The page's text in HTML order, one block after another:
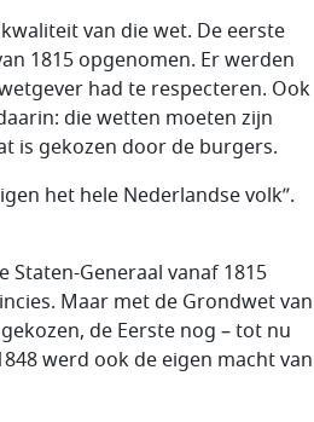
van die wet. De eerste
1815 opgenomen. Er werden
had te respecteren. Ook
die wetten moeten zijn
is gekozen door de burgers.
het hele Nederlandse volk”.
Staten-Generaal vanaf 1815
Maar met de Grondwet van
de Eerste nog – tot nu
werd ook de eigen macht van